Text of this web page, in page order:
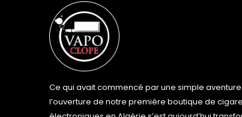
Ce qui avait commencé par une simple
l’ouverture de notre première boutique de